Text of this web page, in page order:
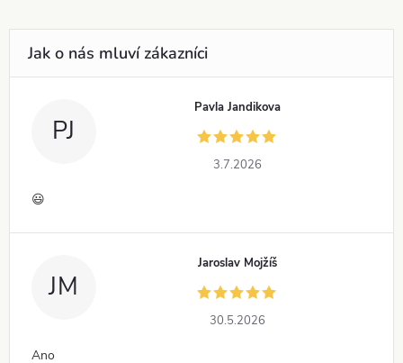
PJ
Pavla Jandikova
3.7.2026
😃
JM
Jaroslav Mojžíš
30.5.2026
Ano